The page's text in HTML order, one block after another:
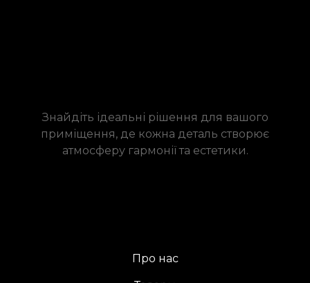
Знайдіть ідеальні рішення для вашого
приміщення, де кожна деталь створює
атмосферу гармонії та естетики.
Про нас